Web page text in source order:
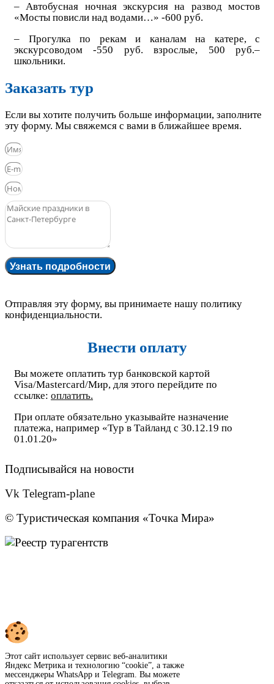
– Автобусная ночная экскурсия на развод мостов
«Мосты повисли над водами…» -600 руб.
– Прогулка по рекам и каналам на катере, с
экскурсоводом -550 руб. взрослые, 500 руб.–
школьники.
Заказать тур
Если вы хотите получить больше информации, заполните
эту форму. Мы свяжемся с вами в ближайшее время.
Узнать подробности
Отправляя эту форму, вы принимаете нашу политику
конфиденциальности.
Внести оплату
Вы можете оплатить тур банковской картой
Visa/Mastercard/Мир, для этого перейдите по
ссылке: оплатить.
При оплате обязательно указывайте назначение
платежа, например «Тур в Тайланд с 30.12.19 по
01.01.20»
Подписывайся на новости
Vk Telegram-plane
© Туристическая компания «Точка Мира»
Этот сайт использует сервис веб-аналитики
Яндекс Метрика и технологию “cookie”, а также
мессенджеры WhatsApp и Telegram. Вы можете